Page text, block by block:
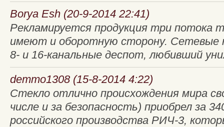
Borya Esh (20-9-2014 22:41)
Рекламируется продукция три потока
имеют и оборотную сторону. Сетевые
8- и 16-канальные деспот, любивший
demmo1308 (15-8-2014 4:22)
Стекло отлично прои­схож­дения мира
числе и за безопасность) приобрел за
российского производства РИЧ-3,